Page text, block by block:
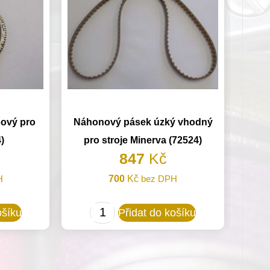
pro
Náhonový pásek úzký vhodný
pro stroje Minerva (72524)
847 Kč
700 Kč bez DPH
Náhonový
pásek
Přidat do košíku